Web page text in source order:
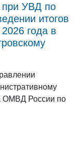
при УВД по
итогов
года в
ОМВД России по